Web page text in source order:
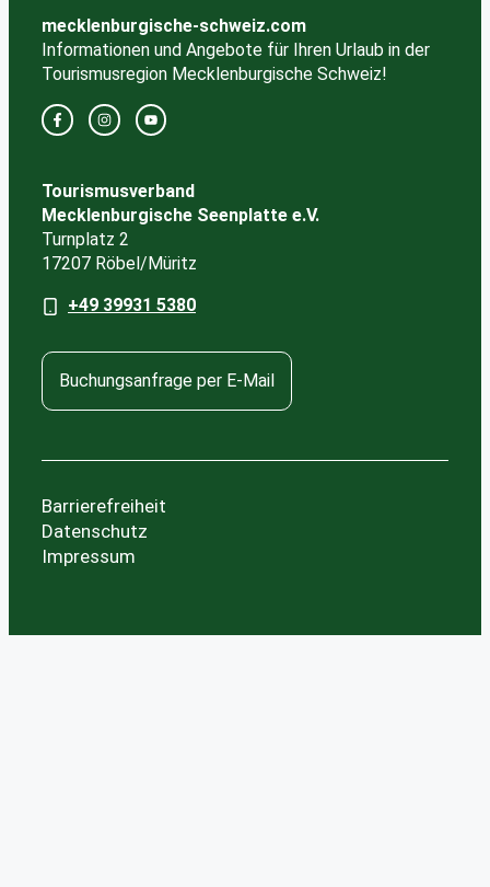
mecklenburgische-schweiz.com
Informationen und Angebote für Ihren Urlaub in der
Tourismusregion Mecklenburgische Schweiz!
Tourismusverband
Mecklenburgische Seenplatte e.V.
Turnplatz 2
17207 Röbel/Müritz
+49 39931 5380
Buchungsanfrage per E-Mail
Barrierefreiheit
Datenschutz
Impressum